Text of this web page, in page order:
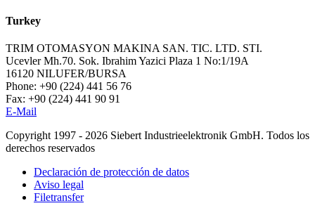
Turkey
TRIM OTOMASYON MAKINA SAN. TIC. LTD. STI.
Ucevler Mh.70. Sok. Ibrahim Yazici Plaza 1 No:1/19A
16120 NILUFER/BURSA
Phone: +90 (224) 441 56 76
Fax: +90 (224) 441 90 91
E-Mail
Copyright 1997 - 2026 Siebert Industrieelektronik GmbH. Todos los
derechos reservados
Declaración de protección de datos
Aviso legal
Filetransfer